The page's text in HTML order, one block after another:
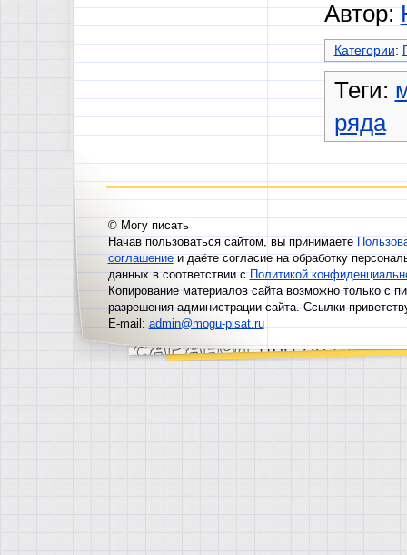
Автор:
Категории:
Теги:
ряда
© Могу писать
Начав пользоваться сайтом, вы принимаете
соглашениеи даёте согласие на обработку
данных в соответствии сПолитикой
Копирование материалов сайта возможно только с
разрешения администрации сайта. Ссылки
E-mail:admin@mogu-pisat.ru